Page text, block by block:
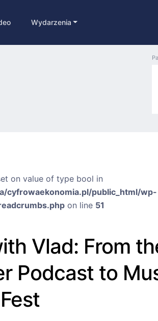
Wydarzenia
on value of type bool in
cyfrowaekonomia.pl/public_html/wp-
on line 51
Vlad: From
Podcast to